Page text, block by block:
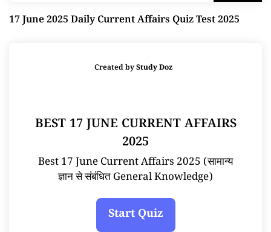
17 June 2025 Daily Current Affairs Quiz Test 2025
Created byStudy Doz
BEST 17 JUNE CURRENT AFFAIRS
2025
Best 17 June Current Affairs 2025 (सामान्य
ज्ञान से संबंधित General Knowledge)